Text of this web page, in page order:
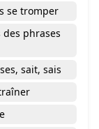
se tromper
phrases
sait, sais